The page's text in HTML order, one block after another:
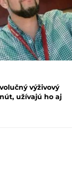
výživový
užívajú ho aj